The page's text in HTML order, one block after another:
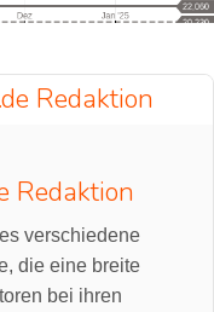
Redaktion
Redaktion
verschiedene
die eine breite
bei ihren